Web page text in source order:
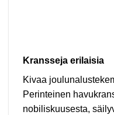
Kransseja erilaisia
Kivaa
Perinteinen
nobiliskuusesta,